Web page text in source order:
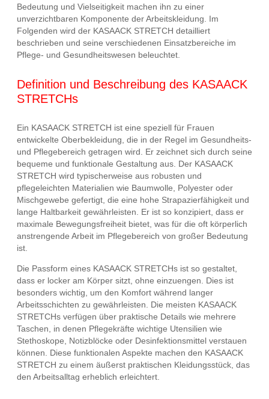
Bedeutung und Vielseitigkeit machen ihn zu einer
unverzichtbaren Komponente der Arbeitskleidung. Im
Folgenden wird der KASAACK STRETCH detailliert
beschrieben und seine verschiedenen Einsatzbereiche im
Pflege- und Gesundheitswesen beleuchtet.
Definition und Beschreibung des KASAACK
STRETCHs
Ein KASAACK STRETCH ist eine speziell für Frauen
entwickelte Oberbekleidung, die in der Regel im Gesundheits-
und Pflegebereich getragen wird. Er zeichnet sich durch seine
bequeme und funktionale Gestaltung aus. Der KASAACK
STRETCH wird typischerweise aus robusten und
pflegeleichten Materialien wie Baumwolle, Polyester oder
Mischgewebe gefertigt, die eine hohe Strapazierfähigkeit und
lange Haltbarkeit gewährleisten. Er ist so konzipiert, dass er
maximale Bewegungsfreiheit bietet, was für die oft körperlich
anstrengende Arbeit im Pflegebereich von großer Bedeutung
ist.
Die Passform eines KASAACK STRETCHs ist so gestaltet,
dass er locker am Körper sitzt, ohne einzuengen. Dies ist
besonders wichtig, um den Komfort während langer
Arbeitsschichten zu gewährleisten. Die meisten KASAACK
STRETCHs verfügen über praktische Details wie mehrere
Taschen, in denen Pflegekräfte wichtige Utensilien wie
Stethoskope, Notizblöcke oder Desinfektionsmittel verstauen
können. Diese funktionalen Aspekte machen den KASAACK
STRETCH zu einem äußerst praktischen Kleidungsstück, das
den Arbeitsalltag erheblich erleichtert.